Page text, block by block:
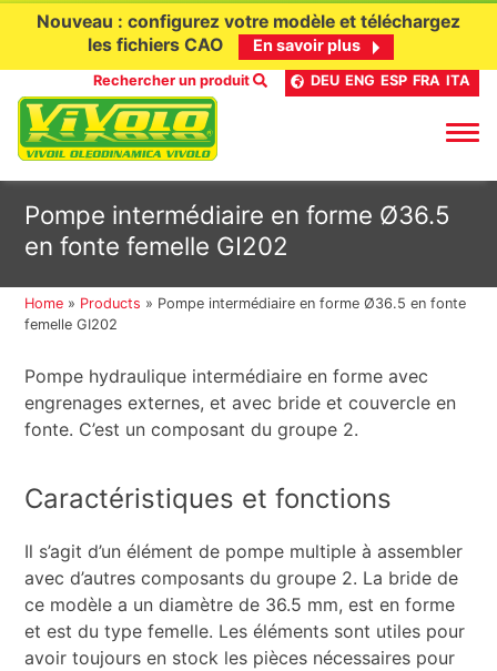
contenu
Nouveau : configurez votre modèle et téléchargez
les fichiers CAO
En savoir plus
Rechercher un produit DEU ENG ESP FRA ITA
Pompe intermédiaire en forme Ø36.5
en fonte femelle GI202
Home » Products » Pompe intermédiaire en forme Ø36.5 en fonte
femelle GI202
Pompe hydraulique intermédiaire en forme avec
engrenages externes, et avec bride et couvercle en
fonte. C’est un composant du groupe 2.
Caractéristiques et fonctions
Il s’agit d’un élément de pompe multiple à assembler
avec d’autres composants du groupe 2. La bride de
ce modèle a un diamètre de 36.5 mm, est en forme
et est du type femelle. Les éléments sont utiles pour
avoir toujours en stock les pièces nécessaires pour